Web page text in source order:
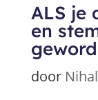
ALS je
en
door